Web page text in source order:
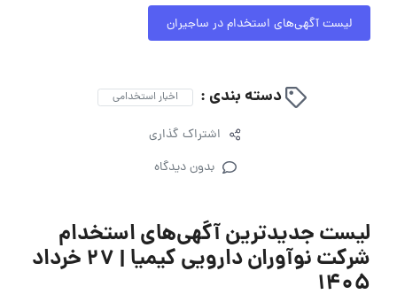
لیست آگهی‌های استخدام در ساجیران
دسته بندی : اخبار استخدامی
اشتراک گذاری
بدون دیدگاه
لیست جدیدترین آگهی‌های استخدام
شرکت نوآوران دارویی کیمیا | ۲۷ خرداد
۱۴۰۵